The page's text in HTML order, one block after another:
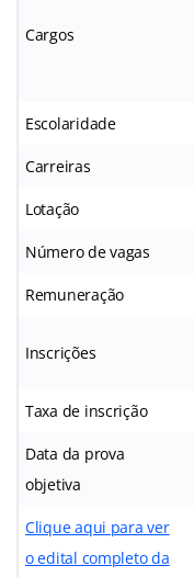
Cargos
Escolaridade
Carreiras
Lotação
Número de vagas
Remuneração
Inscrições
Taxa de inscrição
Data da prova
objetiva
Clique aqui para ver
o edital completo da